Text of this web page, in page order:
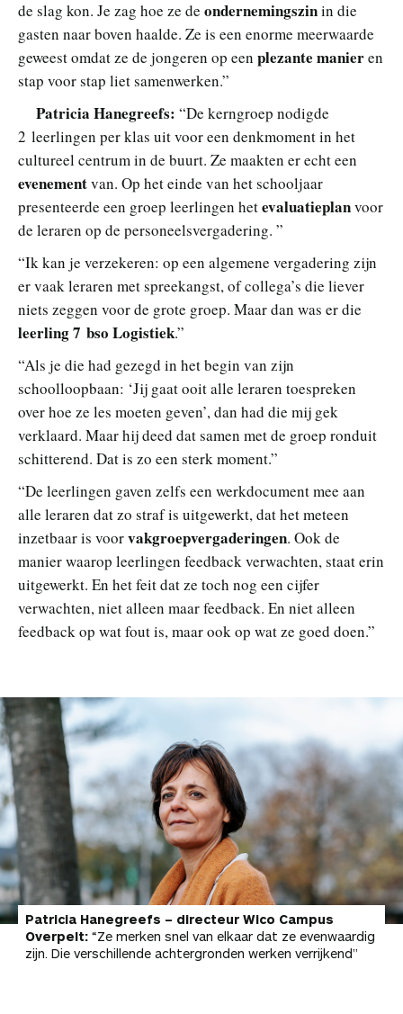
de slag kon. Je zag hoe ze de ondernemingszinin die
gasten naar boven haalde. Ze is een enorme meerwaarde
geweest omdat ze de jongeren op een plezante manieren
stap voor stap liet samenwerken.”
Patricia Hanegreefs: “De kerngroep nodigde
2 leerlingen per klas uit voor een denkmoment in het
cultureel centrum in de buurt. Ze maakten er echt een
evenementvan. Op het einde van het schooljaar
presenteerde een groep leerlingen hetevaluatieplanvoor
de leraren op de personeelsvergadering. ”
“Ik kan je verzekeren: op een algemene vergadering zijn
er vaak leraren met spreekangst, of collega’s die liever
niets zeggen voor de grote groep. Maar dan was er die
leerling 7 bso Logistiek.”
“Als je die had gezegd in het begin van zijn
schoolloopbaan: ‘Jij gaat ooit alle leraren toespreken
over hoe ze les moeten geven’, dan had die mij gek
verklaard. Maar hij deed dat samen met de groep ronduit
schitterend. Dat is zo een sterk moment.”
“De leerlingen gaven zelfs een werkdocument mee aan
alle leraren dat zo straf is uitgewerkt, dat het meteen
inzetbaar is voorvakgroepvergaderingen. Ook de
manier waarop leerlingen feedback verwachten, staat erin
uitgewerkt. En het feit dat ze toch nog een cijfer
verwachten, niet alleen maar feedback. En niet alleen
feedback op wat fout is, maar ook op wat ze goed doen.”
Patricia Hanegreefs – directeur Wico Campus
Overpelt: “Ze merken snel van elkaar dat ze evenwaardig
zijn. Die verschillende achtergronden werken verrijkend”